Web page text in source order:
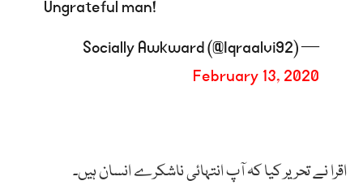
Ungrateful man!
— Socially Awkward (@Iqraalvi92)
February 13, 2020
اقرا نے تحریر کیا کہ آپ انتہائی ناشکرے انسان ہیں۔